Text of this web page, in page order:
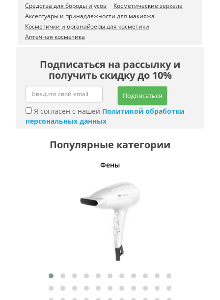
Средства для бороды и усов
Косметические зеркала
Аксессуары и принадлежности для макияжа
Косметички и органайзеры для косметики
Аптечная косметика
Подписаться на рассылку и
получить скидку до 10%
Подписаться
Я согласен с нашей Политикой обработки
персональных данных
Популярные категории
Фены